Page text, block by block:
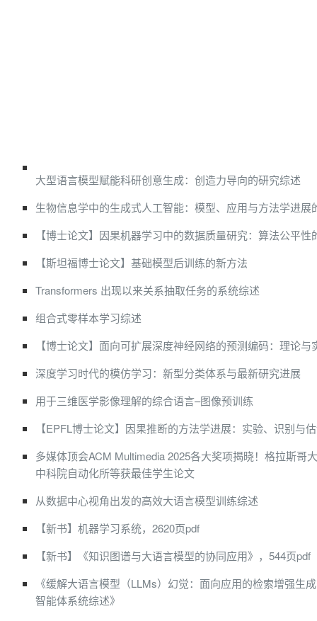
大型语言模型赋能科研创意生成：创造力导向的研究综述
生物信息学中的生成式人工智能：模型、应用与方法学进展
【博士论文】因果机器学习中的数据质量研究：算法公平性
【斯坦福博士论文】基础模型后训练的新方法
Transformers 出现以来关系抽取任务的系统综述
组合式零样本学习综述
【博士论文】面向可扩展深度神经网络的预测编码：理论与
深度学习时代的模仿学习：新型分类体系与最新研究进展
用于三维医学影像理解的综合语言–图像预训练
【EPFL博士论文】因果推断的方法学进展：实验、识别与
多媒体顶会ACM Multimedia 2025各大奖项揭晓！格拉斯哥
中科院自动化所等获最佳学生论文
从数据中心视角出发的高效大语言模型训练综述
【新书】机器学习系统，2620页pdf
【新书】《知识图谱与大语言模型的协同应用》，544页pdf
《缓解大语言模型（LLMs）幻觉：面向应用的检索增强生
智能体系统综述》